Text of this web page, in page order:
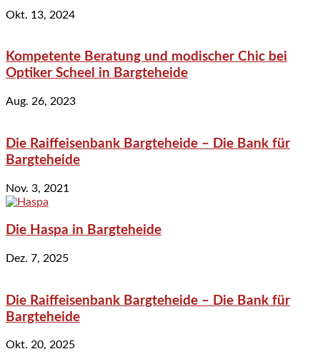
Okt. 13, 2024
Kompetente Beratung und modischer Chic bei
Optiker Scheel in Bargteheide
Aug. 26, 2023
Die Raiffeisenbank Bargteheide – Die Bank für
Bargteheide
Nov. 3, 2021
Die Haspa in Bargteheide
Dez. 7, 2025
Die Raiffeisenbank Bargteheide – Die Bank für
Bargteheide
Okt. 20, 2025